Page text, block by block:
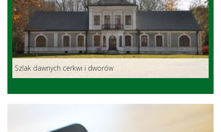
Szlak dawnych cerkwi i dworów